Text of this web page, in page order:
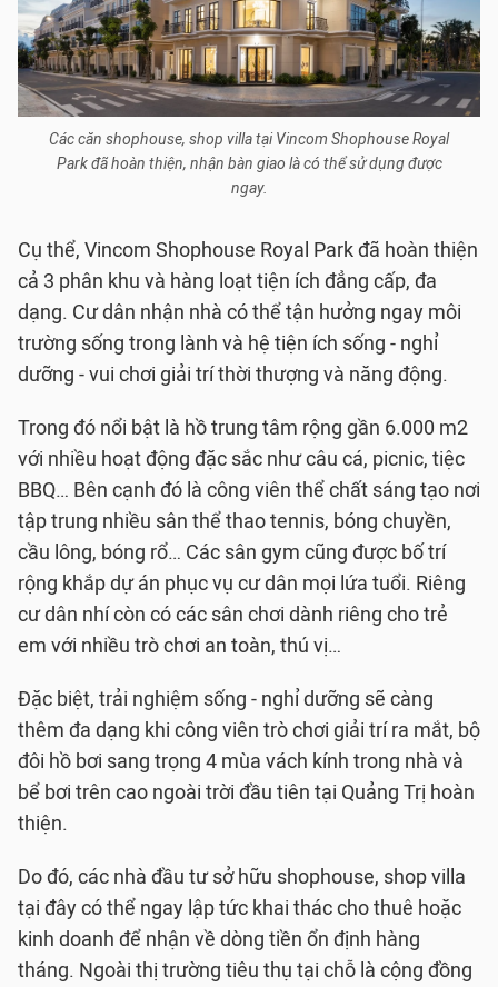
Các căn shophouse, shop villa tại Vincom Shophouse Royal
Park đã hoàn thiện, nhận bàn giao là có thể sử dụng được
ngay.
Cụ thể, Vincom Shophouse Royal Park đã hoàn thiện
cả 3 phân khu và hàng loạt tiện ích đẳng cấp, đa
dạng. Cư dân nhận nhà có thể tận hưởng ngay môi
trường sống trong lành và hệ tiện ích sống - nghỉ
dưỡng - vui chơi giải trí thời thượng và năng động.
Trong đó nổi bật là hồ trung tâm rộng gần 6.000 m2
với nhiều hoạt động đặc sắc như câu cá, picnic, tiệc
BBQ… Bên cạnh đó là công viên thể chất sáng tạo nơi
tập trung nhiều sân thể thao tennis, bóng chuyền,
cầu lông, bóng rổ… Các sân gym cũng được bố trí
rộng khắp dự án phục vụ cư dân mọi lứa tuổi. Riêng
cư dân nhí còn có các sân chơi dành riêng cho trẻ
em với nhiều trò chơi an toàn, thú vị…
Đặc biệt, trải nghiệm sống - nghỉ dưỡng sẽ càng
thêm đa dạng khi công viên trò chơi giải trí ra mắt, bộ
đôi hồ bơi sang trọng 4 mùa vách kính trong nhà và
bể bơi trên cao ngoài trời đầu tiên tại Quảng Trị hoàn
thiện.
Do đó, các nhà đầu tư sở hữu shophouse, shop villa
tại đây có thể ngay lập tức khai thác cho thuê hoặc
kinh doanh để nhận về dòng tiền ổn định hàng
tháng. Ngoài thị trường tiêu thụ tại chỗ là cộng đồng